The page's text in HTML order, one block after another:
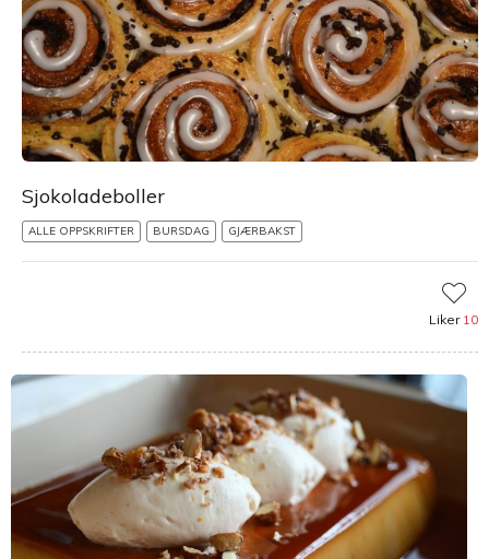
Sjokoladeboller
ALLE OPPSKRIFTER BURSDAG GJÆRBAKST
Liker 10